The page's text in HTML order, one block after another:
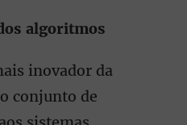
algoritmos
inovador da
conjunto de